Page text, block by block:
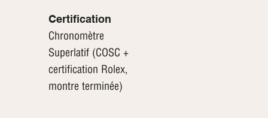
Certification
Chronomètre
Superlatif (COSC +
certification Rolex,
montre terminée)